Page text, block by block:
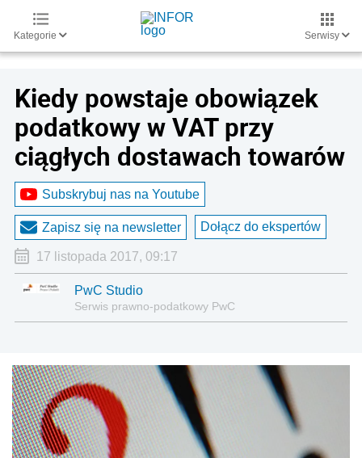
Kategorie Serwisy
Kiedy powstaje obowiązek
podatkowy w VAT przy
ciągłych dostawach towarów
Subskrybuj nas na Youtube
Zapisz się na newsletter Dołącz do ekspertów
17 listopada 2017, 09:17
PwC Studio
Serwis prawno-podatkowy PwC